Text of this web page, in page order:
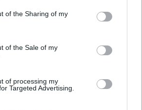
of the Sharing of my
of the Sale of my
of processing my
Targeted Advertising.
Ziaristii.com!
după ororile comise de